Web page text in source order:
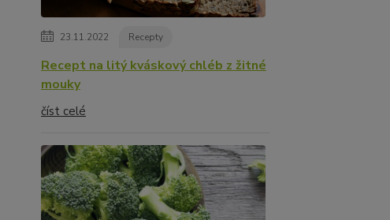
23.11.2022 Recepty
Recept na litý kváskový chléb z žitné
mouky
číst celé